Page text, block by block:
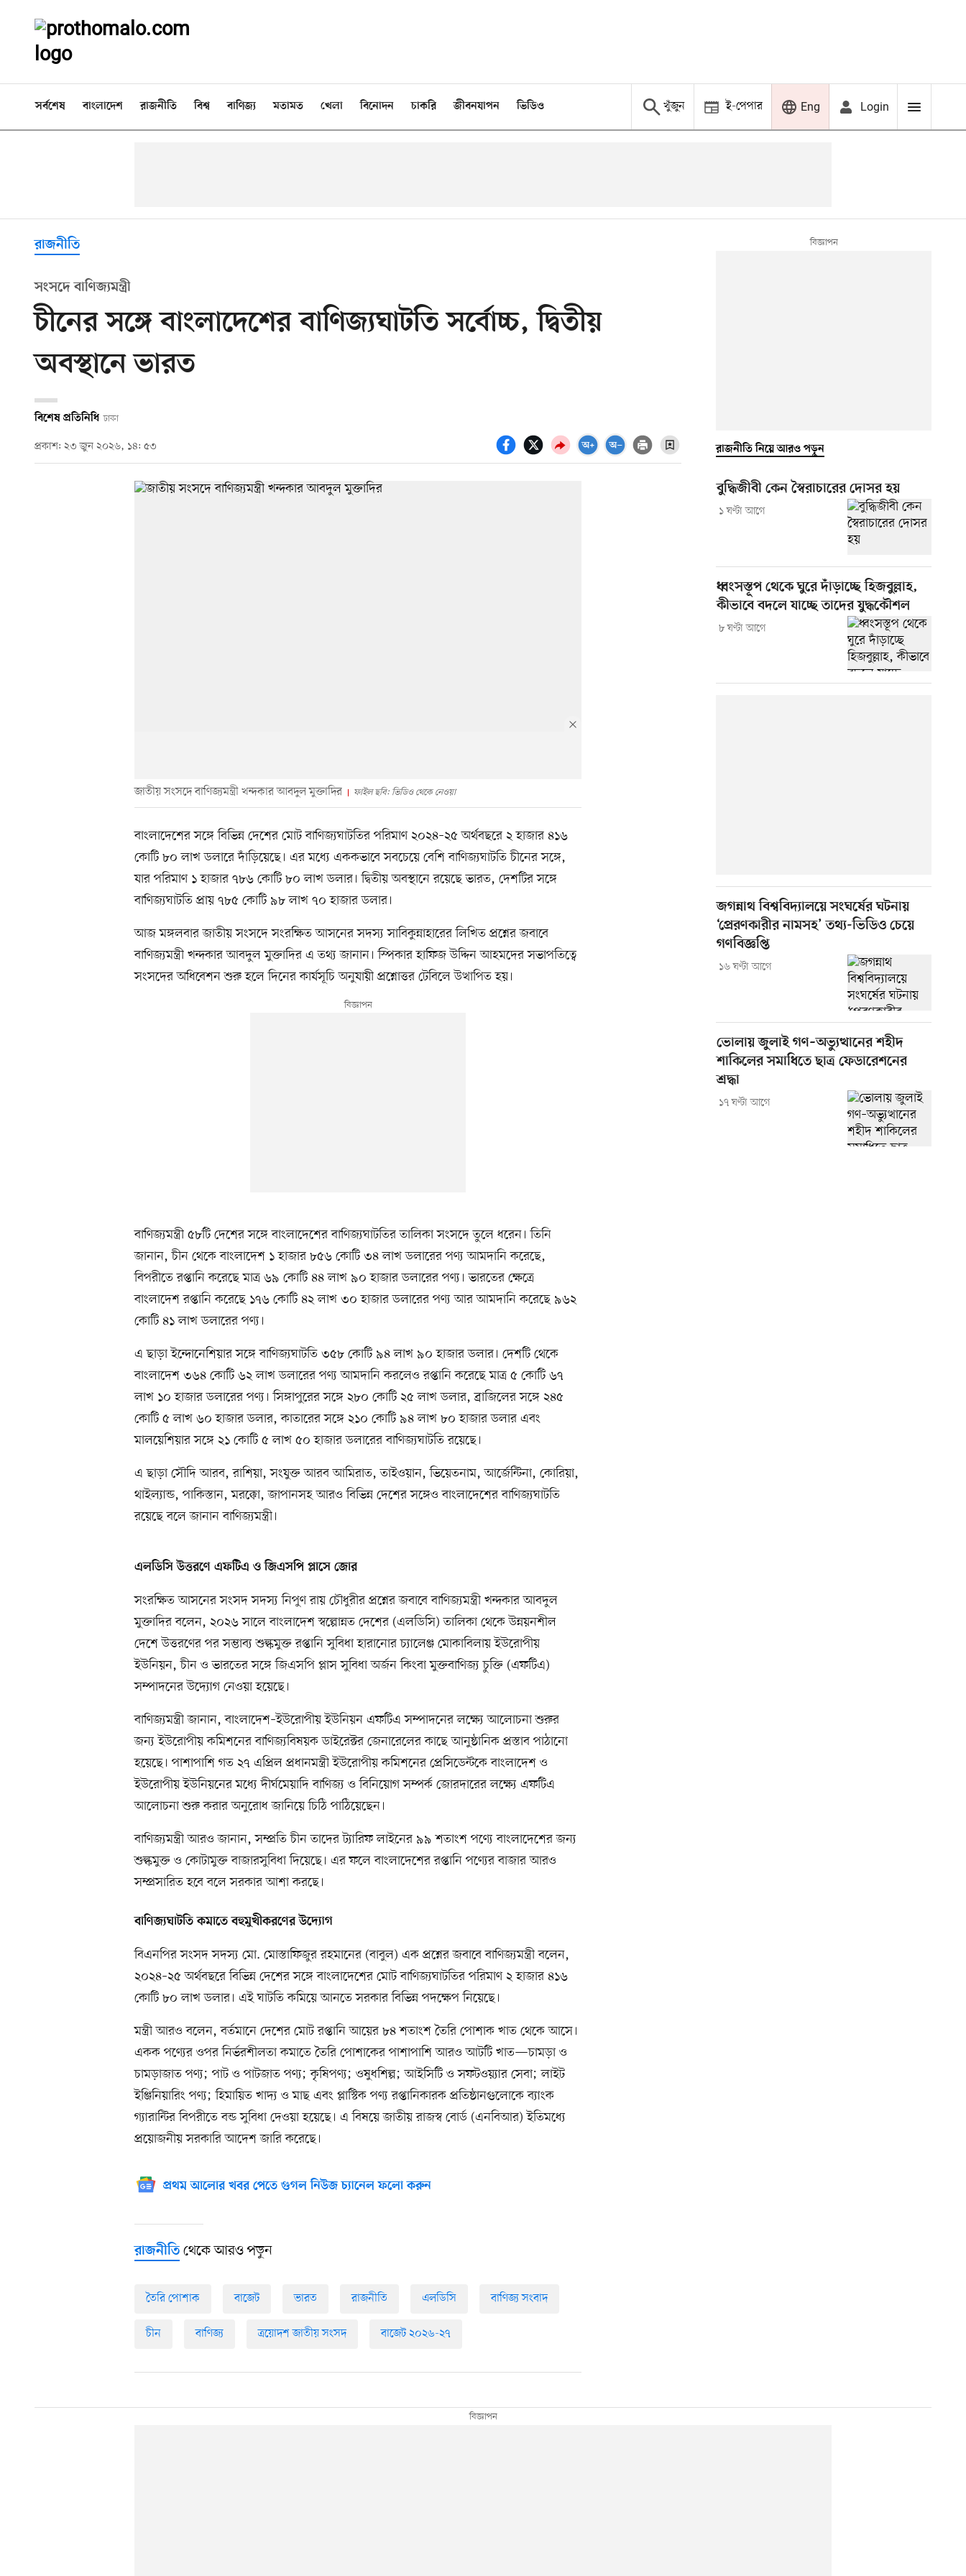
সর্বশেষ বাংলাদেশ রাজনীতি বিশ্ব বাণিজ্য মতামত খেলা বিনোদন চাকরি জীবনযাপন ভিডিও খুঁজুন ই-পেপার Eng Login
রাজনীতি
সংসদে বাণিজ্যমন্ত্রী
চীনের সঙ্গে বাংলাদেশের বাণিজ্যঘাটতি সর্বোচ্চ, দ্বিতীয়
অবস্থানে ভারত
বিশেষ প্রতিনিধি ঢাকা
প্রকাশ: ২৩ জুন ২০২৬, ১৪: ৫৩
জাতীয় সংসদে বাণিজ্যমন্ত্রী খন্দকার আবদুল মুক্তাদির ফাইল ছবি: ভিডিও থেকে নেওয়া
বাংলাদেশের সঙ্গে বিভিন্ন দেশের মোট বাণিজ্যঘাটতির পরিমাণ ২০২৪–২৫ অর্থবছরে ২ হাজার ৪১৬
কোটি ৮০ লাখ ডলারে দাঁড়িয়েছে। এর মধ্যে এককভাবে সবচেয়ে বেশি বাণিজ্যঘাটতি চীনের সঙ্গে,
যার পরিমাণ ১ হাজার ৭৮৬ কোটি ৮০ লাখ ডলার। দ্বিতীয় অবস্থানে রয়েছে ভারত, দেশটির সঙ্গে
বাণিজ্যঘাটতি প্রায় ৭৮৫ কোটি ৯৮ লাখ ৭০ হাজার ডলার।
আজ মঙ্গলবার জাতীয় সংসদে সংরক্ষিত আসনের সদস্য সাবিকুন্নাহারের লিখিত প্রশ্নের জবাবে
বাণিজ্যমন্ত্রী খন্দকার আবদুল মুক্তাদির এ তথ্য জানান। স্পিকার হাফিজ উদ্দিন আহমদের সভাপতিত্বে
সংসদের অধিবেশন শুরু হলে দিনের কার্যসূচি অনুযায়ী প্রশ্নোত্তর টেবিলে উত্থাপিত হয়।
বাণিজ্যমন্ত্রী ৫৮টি দেশের সঙ্গে বাংলাদেশের বাণিজ্যঘাটতির তালিকা সংসদে তুলে ধরেন। তিনি
জানান, চীন থেকে বাংলাদেশ ১ হাজার ৮৫৬ কোটি ৩৪ লাখ ডলারের পণ্য আমদানি করেছে,
বিপরীতে রপ্তানি করেছে মাত্র ৬৯ কোটি ৪৪ লাখ ৯০ হাজার ডলারের পণ্য। ভারতের ক্ষেত্রে
বাংলাদেশ রপ্তানি করেছে ১৭৬ কোটি ৪২ লাখ ৩০ হাজার ডলারের পণ্য আর আমদানি করেছে ৯৬২
কোটি ৪১ লাখ ডলারের পণ্য।
এ ছাড়া ইন্দোনেশিয়ার সঙ্গে বাণিজ্যঘাটতি ৩৫৮ কোটি ৯৪ লাখ ৯০ হাজার ডলার। দেশটি থেকে
বাংলাদেশ ৩৬৪ কোটি ৬২ লাখ ডলারের পণ্য আমদানি করলেও রপ্তানি করেছে মাত্র ৫ কোটি ৬৭
লাখ ১০ হাজার ডলারের পণ্য। সিঙ্গাপুরের সঙ্গে ২৮০ কোটি ২৫ লাখ ডলার, ব্রাজিলের সঙ্গে ২৪৫
কোটি ৫ লাখ ৬০ হাজার ডলার, কাতারের সঙ্গে ২১০ কোটি ৯৪ লাখ ৮০ হাজার ডলার এবং
মালয়েশিয়ার সঙ্গে ২১ কোটি ৫ লাখ ৫০ হাজার ডলারের বাণিজ্যঘাটতি রয়েছে।
এ ছাড়া সৌদি আরব, রাশিয়া, সংযুক্ত আরব আমিরাত, তাইওয়ান, ভিয়েতনাম, আর্জেন্টিনা, কোরিয়া,
থাইল্যান্ড, পাকিস্তান, মরক্কো, জাপানসহ আরও বিভিন্ন দেশের সঙ্গেও বাংলাদেশের বাণিজ্যঘাটতি
রয়েছে বলে জানান বাণিজ্যমন্ত্রী।
এলডিসি উত্তরণে এফটিএ ও জিএসপি প্লাসে জোর
সংরক্ষিত আসনের সংসদ সদস্য নিপুণ রায় চৌধুরীর প্রশ্নের জবাবে বাণিজ্যমন্ত্রী খন্দকার আবদুল
মুক্তাদির বলেন, ২০২৬ সালে বাংলাদেশ স্বল্পোন্নত দেশের (এলডিসি) তালিকা থেকে উন্নয়নশীল
দেশে উত্তরণের পর সম্ভাব্য শুল্কমুক্ত রপ্তানি সুবিধা হারানোর চ্যালেঞ্জ মোকাবিলায় ইউরোপীয়
ইউনিয়ন, চীন ও ভারতের সঙ্গে জিএসপি প্লাস সুবিধা অর্জন কিংবা মুক্তবাণিজ্য চুক্তি (এফটিএ)
সম্পাদনের উদ্যোগ নেওয়া হয়েছে।
বাণিজ্যমন্ত্রী জানান, বাংলাদেশ–ইউরোপীয় ইউনিয়ন এফটিএ সম্পাদনের লক্ষ্যে আলোচনা শুরুর
জন্য ইউরোপীয় কমিশনের বাণিজ্যবিষয়ক ডাইরেক্টর জেনারেলের কাছে আনুষ্ঠানিক প্রস্তাব পাঠানো
হয়েছে। পাশাপাশি গত ২৭ এপ্রিল প্রধানমন্ত্রী ইউরোপীয় কমিশনের প্রেসিডেন্টকে বাংলাদেশ ও
ইউরোপীয় ইউনিয়নের মধ্যে দীর্ঘমেয়াদি বাণিজ্য ও বিনিয়োগ সম্পর্ক জোরদারের লক্ষ্যে এফটিএ
আলোচনা শুরু করার অনুরোধ জানিয়ে চিঠি পাঠিয়েছেন।
বাণিজ্যমন্ত্রী আরও জানান, সম্প্রতি চীন তাদের ট্যারিফ লাইনের ৯৯ শতাংশ পণ্যে বাংলাদেশের জন্য
শুল্কমুক্ত ও কোটামুক্ত বাজারসুবিধা দিয়েছে। এর ফলে বাংলাদেশের রপ্তানি পণ্যের বাজার আরও
সম্প্রসারিত হবে বলে সরকার আশা করছে।
বাণিজ্যঘাটতি কমাতে বহুমুখীকরণের উদ্যোগ
বিএনপির সংসদ সদস্য মো. মোস্তাফিজুর রহমানের (বাবুল) এক প্রশ্নের জবাবে বাণিজ্যমন্ত্রী বলেন,
২০২৪–২৫ অর্থবছরে বিভিন্ন দেশের সঙ্গে বাংলাদেশের মোট বাণিজ্যঘাটতির পরিমাণ ২ হাজার ৪১৬
কোটি ৮০ লাখ ডলার। এই ঘাটতি কমিয়ে আনতে সরকার বিভিন্ন পদক্ষেপ নিয়েছে।
মন্ত্রী আরও বলেন, বর্তমানে দেশের মোট রপ্তানি আয়ের ৮৪ শতাংশ তৈরি পোশাক খাত থেকে আসে।
একক পণ্যের ওপর নির্ভরশীলতা কমাতে তৈরি পোশাকের পাশাপাশি আরও আটটি খাত—চামড়া ও
চামড়াজাত পণ্য; পাট ও পাটজাত পণ্য; কৃষিপণ্য; ওষুধশিল্প; আইসিটি ও সফটওয়্যার সেবা; লাইট
ইঞ্জিনিয়ারিং পণ্য; হিমায়িত খাদ্য ও মাছ এবং প্লাস্টিক পণ্য রপ্তানিকারক প্রতিষ্ঠানগুলোকে ব্যাংক
গ্যারান্টির বিপরীতে বন্ড সুবিধা দেওয়া হয়েছে। এ বিষয়ে জাতীয় রাজস্ব বোর্ড (এনবিআর) ইতিমধ্যে
প্রয়োজনীয় সরকারি আদেশ জারি করেছে।
প্রথম আলোর খবর পেতে গুগল নিউজ চ্যানেল ফলো করুন
রাজনীতি থেকে আরও পড়ুন
তৈরি পোশাক বাজেট ভারত রাজনীতি এলডিসি বাণিজ্য সংবাদ
চীন বাণিজ্য ত্রয়োদশ জাতীয় সংসদ বাজেট ২০২৬-২৭
রাজনীতি নিয়ে আরও পড়ুন
বুদ্ধিজীবী কেন স্বৈরাচারের দোসর হয়
১ ঘণ্টা আগে
ধ্বংসস্তূপ থেকে ঘুরে দাঁড়াচ্ছে হিজবুল্লাহ,
কীভাবে বদলে যাচ্ছে তাদের যুদ্ধকৌশল
৮ ঘণ্টা আগে
জগন্নাথ বিশ্ববিদ্যালয়ে সংঘর্ষের ঘটনায়
‘প্রেরণকারীর নামসহ’ তথ্য-ভিডিও চেয়ে
গণবিজ্ঞপ্তি
১৬ ঘণ্টা আগে
ভোলায় জুলাই গণ–অভ্যুত্থানের শহীদ
শাকিলের সমাধিতে ছাত্র ফেডারেশনের
শ্রদ্ধা
১৭ ঘণ্টা আগে